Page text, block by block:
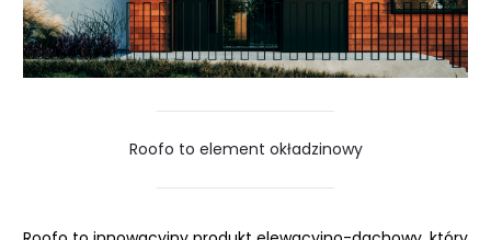
Roofo to element okładzinowy